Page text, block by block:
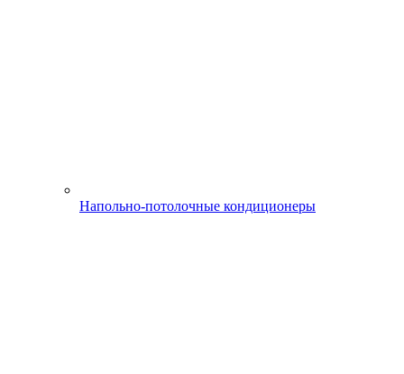
Напольно-потолочные кондиционеры